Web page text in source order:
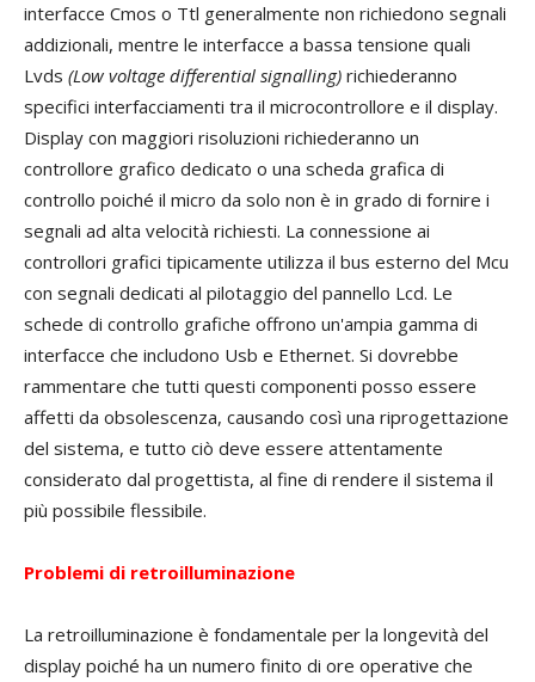
interfacce Cmos o Ttl generalmente non richiedono segnali
addizionali, mentre le interfacce a bassa tensione quali
Lvds (Low voltage differential signalling) richiederanno
specifici interfacciamenti tra il microcontrollore e il display.
Display con maggiori risoluzioni richiederanno un
controllore grafico dedicato o una scheda grafica di
controllo poiché il micro da solo non è in grado di fornire i
segnali ad alta velocità richiesti. La connessione ai
controllori grafici tipicamente utilizza il bus esterno del Mcu
con segnali dedicati al pilotaggio del pannello Lcd. Le
schede di controllo grafiche offrono un'ampia gamma di
interfacce che includono Usb e Ethernet. Si dovrebbe
rammentare che tutti questi componenti posso essere
affetti da obsolescenza, causando così una riprogettazione
del sistema, e tutto ciò deve essere attentamente
considerato dal progettista, al fine di rendere il sistema il
più possibile flessibile.
Problemi di retroilluminazione
La retroilluminazione è fondamentale per la longevità del
display poiché ha un numero finito di ore operative che